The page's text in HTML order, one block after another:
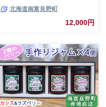
合せ ブルーベリー てんさい糖
酸味 甘味 香り 甘酸っぱい 美味
北海道南富良野町
12,000円